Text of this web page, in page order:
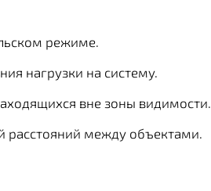
режиме.
нагрузки на систему.
вне зоны видимости.
расстояний между объектами.